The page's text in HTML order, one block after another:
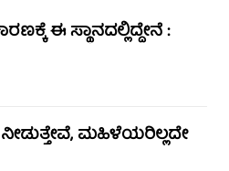
ಈ ಸ್ಥಾನದಲ್ಲಿದ್ದೇನೆ :
ಮಹಿಳೆಯರಿಲ್ಲದೇ